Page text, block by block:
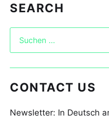
SEARCH
CONTACT US
Newsletter: In Deutsch